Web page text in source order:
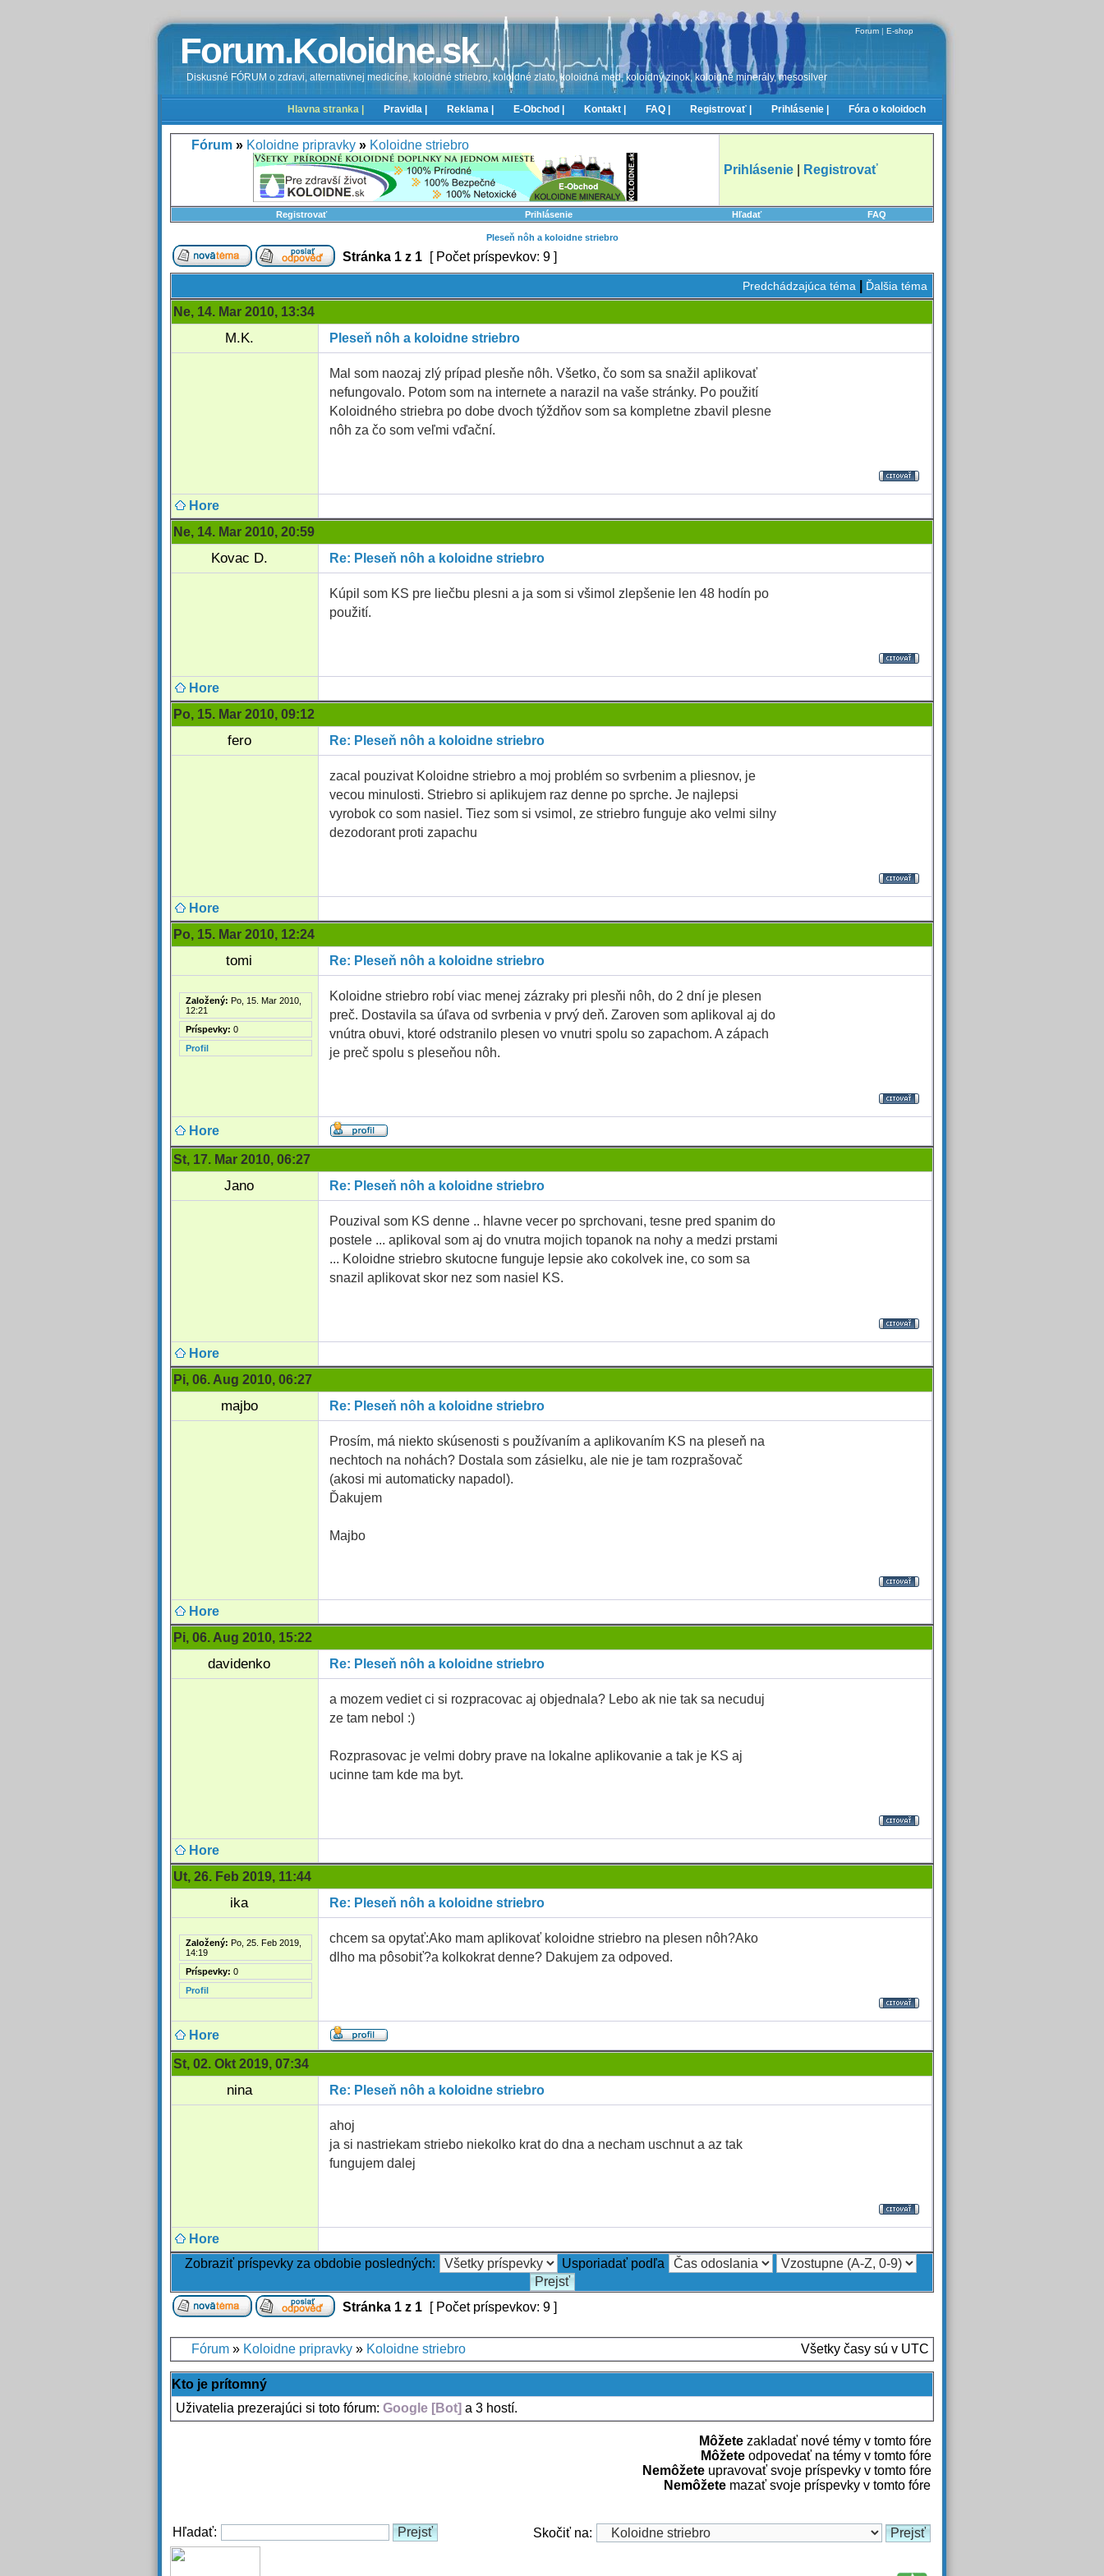
Forum.Koloidne.sk
Diskusné FÓRUM o zdravi, alternativnej medicíne, koloidné striebro, koloidné zlato, koloidná med, koloidný zinok, koloidné minerály, mesosilver
Forum | E-shop
Hlavna stranka | Pravidla | Reklama | E-Obchod | Kontakt | FAQ | Registrovať | Prihlásenie | Fóra o koloidoch
Fórum » Koloidne pripravky » Koloidne striebro
Prihlásenie
Registrovať
Registrovať Prihlásenie Hľadať FAQ
Pleseň nôh a koloidne striebro
Stránka 1 z 1 [ Počet príspevkov: 9 ]
Predchádzajúca téma Ďalšia téma
Ne, 14. Mar 2010, 13:34
M.K. Pleseň nôh a koloidne striebro
Mal som naozaj zlý prípad plesňe nôh. Všetko, čo som sa snažil aplikovať
nefungovalo. Potom som na internete a narazil na vaše stránky. Po použití
Koloidného striebra po dobe dvoch týždňov som sa kompletne zbavil plesne
nôh za čo som veľmi vďační.
Hore
Ne, 14. Mar 2010, 20:59
Kovac D. Re: Pleseň nôh a koloidne striebro
Kúpil som KS pre liečbu plesni a ja som si všimol zlepšenie len 48 hodín po
použití.
Hore
Po, 15. Mar 2010, 09:12
fero Re: Pleseň nôh a koloidne striebro
zacal pouzivat Koloidne striebro a moj problém so svrbenim a pliesnov, je
vecou minulosti. Striebro si aplikujem raz denne po sprche. Je najlepsi
vyrobok co som nasiel. Tiez som si vsimol, ze striebro funguje ako velmi silny
dezodorant proti zapachu
Hore
Po, 15. Mar 2010, 12:24
tomi Re: Pleseň nôh a koloidne striebro
Založený: Po, 15. Mar 2010,
12:21
Príspevky: 0
Profil
Koloidne striebro robí viac menej zázraky pri plesňi nôh, do 2 dní je plesen
preč. Dostavila sa úľava od svrbenia v prvý deň. Zaroven som aplikoval aj do
vnútra obuvi, ktoré odstranilo plesen vo vnutri spolu so zapachom. A zápach
je preč spolu s pleseňou nôh.
Hore
St, 17. Mar 2010, 06:27
Jano Re: Pleseň nôh a koloidne striebro
Pouzival som KS denne .. hlavne vecer po sprchovani, tesne pred spanim do
postele ... aplikoval som aj do vnutra mojich topanok na nohy a medzi prstami
... Koloidne striebro skutocne funguje lepsie ako cokolvek ine, co som sa
snazil aplikovat skor nez som nasiel KS.
Hore
Pi, 06. Aug 2010, 06:27
majbo Re: Pleseň nôh a koloidne striebro
Prosím, má niekto skúsenosti s používaním a aplikovaním KS na pleseň na
nechtoch na nohách? Dostala som zásielku, ale nie je tam rozprašovač
(akosi mi automaticky napadol).
Ďakujem
Majbo
Hore
Pi, 06. Aug 2010, 15:22
davidenko Re: Pleseň nôh a koloidne striebro
a mozem vediet ci si rozpracovac aj objednala? Lebo ak nie tak sa necuduj
ze tam nebol :)
Rozprasovac je velmi dobry prave na lokalne aplikovanie a tak je KS aj
ucinne tam kde ma byt.
Hore
Ut, 26. Feb 2019, 11:44
ika Re: Pleseň nôh a koloidne striebro
Založený: Po, 25. Feb 2019,
14:19
Príspevky: 0
Profil
chcem sa opytať:Ako mam aplikovať koloidne striebro na plesen nôh?Ako
dlho ma pôsobiť?a kolkokrat denne? Dakujem za odpoved.
Hore
St, 02. Okt 2019, 07:34
nina Re: Pleseň nôh a koloidne striebro
ahoj
ja si nastriekam striebo niekolko krat do dna a necham uschnut a az tak
fungujem dalej
Hore
Zobraziť príspevky za obdobie posledných:
Usporiadať podľa
Stránka 1 z 1 [ Počet príspevkov: 9 ]
Fórum » Koloidne pripravky » Koloidne striebro Všetky časy sú v UTC
Kto je prítomný
Uživatelia prezerajúci si toto fórum: Google [Bot] a 3 hostí.
Môžete zakladať nové témy v tomto fóre
Môžete odpovedať na témy v tomto fóre
Nemôžete upravovať svoje príspevky v tomto fóre
Nemôžete mazať svoje príspevky v tomto fóre
Hľadať: Skočiť na: